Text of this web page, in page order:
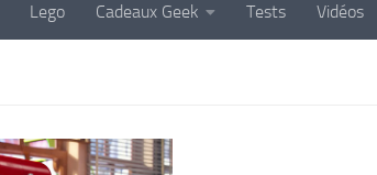
Lego Cadeaux Geek Tests Vidéos